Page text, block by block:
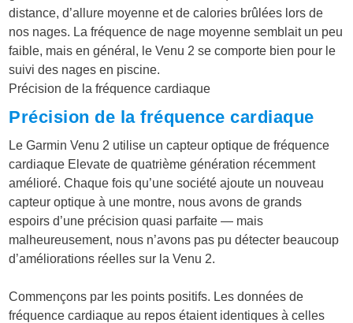
distance, d’allure moyenne et de calories brûlées lors de
nos nages. La fréquence de nage moyenne semblait un peu
faible, mais en général, le Venu 2 se comporte bien pour le
suivi des nages en piscine.
Précision de la fréquence cardiaque
Précision de la fréquence cardiaque
Le Garmin Venu 2 utilise un capteur optique de fréquence
cardiaque Elevate de quatrième génération récemment
amélioré. Chaque fois qu’une société ajoute un nouveau
capteur optique à une montre, nous avons de grands
espoirs d’une précision quasi parfaite — mais
malheureusement, nous n’avons pas pu détecter beaucoup
d’améliorations réelles sur la Venu 2.
Commençons par les points positifs. Les données de
fréquence cardiaque au repos étaient identiques à celles